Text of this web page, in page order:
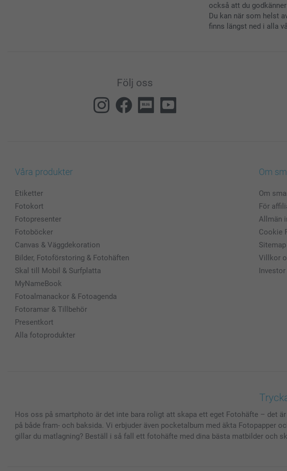
också att du
Du kan när som helst
finns längst ned i alla
Följ oss
Våra produkter
Etiketter
Fotokort
Fotopresenter
Fotoböcker
Canvas & Väggdekoration
Bilder, Fotoförstoring & Fotohäften
Skal till Mobil & Surfplatta
MyNameBook
Fotoalmanackor & Fotoagenda
Fotoramar & Tillbehör
Presentkort
Alla fotoprodukter
Om
Om
För
Allmän
Cookie
Sitemap
Villkor
Hos oss på smartphoto är det inte bara roligt att skapa ett eget Fotohäfte – det
på både fram- och baksida. Vi erbjuder även pocketalbum med äkta Fotopapper
gillar du matlagning? Beställ i så fall ett fotohäfte med dina bästa matbilder och